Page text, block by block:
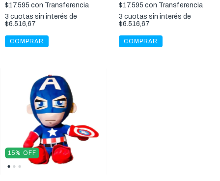
$17.595 con Transferencia
3 cuotas sin interés de
$6.516,67
$17.595 con Transferencia
3 cuotas sin interés de
$6.516,67
15% OFF